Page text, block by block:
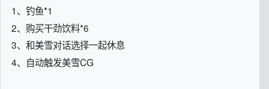
1、钓鱼*1
2、购买干劲饮料*6
3、和美雪对话选择一起休息
4、自动触发美雪CG